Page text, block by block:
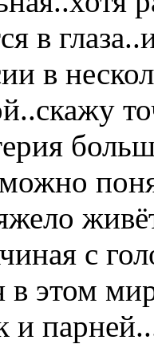
в
в
с
в этом
и